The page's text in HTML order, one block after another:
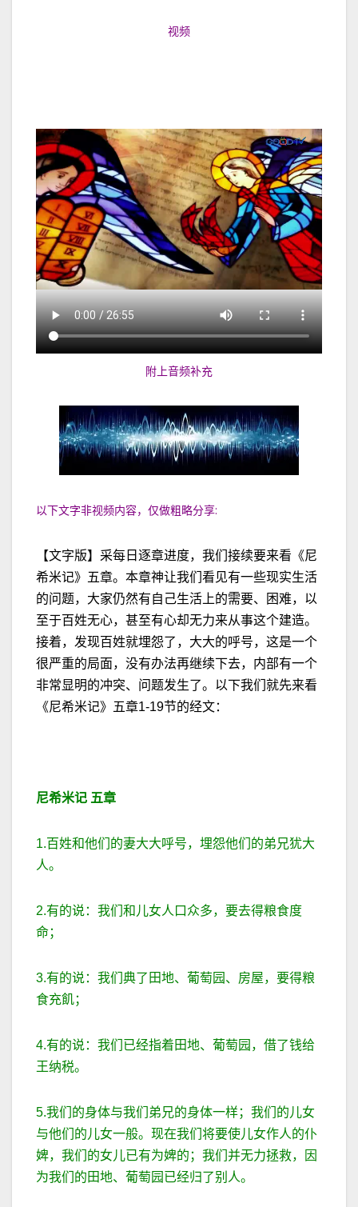
视频
附上音频补充
以下文字非视频内容，仅做粗略分享:
【文字版】采每日逐章进度，我们接续要来看《尼
希米记》五章。本章神让我们看见有一些现实生活
的问题，大家仍然有自己生活上的需要、困难，以
至于百姓无心，甚至有心却无力来从事这个建造。
接着，发现百姓就埋怨了，大大的呼号，这是一个
很严重的局面，没有办法再继续下去，内部有一个
非常显明的冲突、问题发生了。以下我们就先来看
《尼希米记》五章1-19节的经文：
尼希米记 五章
1.百姓和他们的妻大大呼号，埋怨他们的弟兄犹大
人。
2.有的说：我们和儿女人口众多，要去得粮食度
命；
3.有的说：我们典了田地、葡萄园、房屋，要得粮
食充飢；
4.有的说：我们已经指着田地、葡萄园，借了钱给
王纳税。
5.我们的身体与我们弟兄的身体一样；我们的儿女
与他们的儿女一般。现在我们将要使儿女作人的仆
婢，我们的女儿已有为婢的；我们并无力拯救，因
为我们的田地、葡萄园已经归了别人。